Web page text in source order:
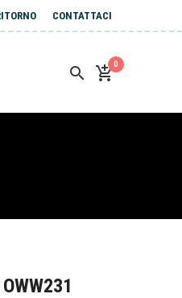
CONTATTACI
0